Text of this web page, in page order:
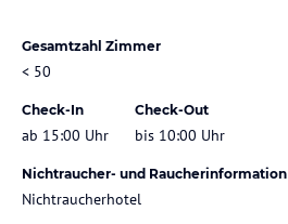
Gesamtzahl Zimmer
< 50
Check-In
ab 15:00 Uhr
Check-Out
bis 10:00 Uhr
Nichtraucher- und Raucherinformation
Nichtraucherhotel